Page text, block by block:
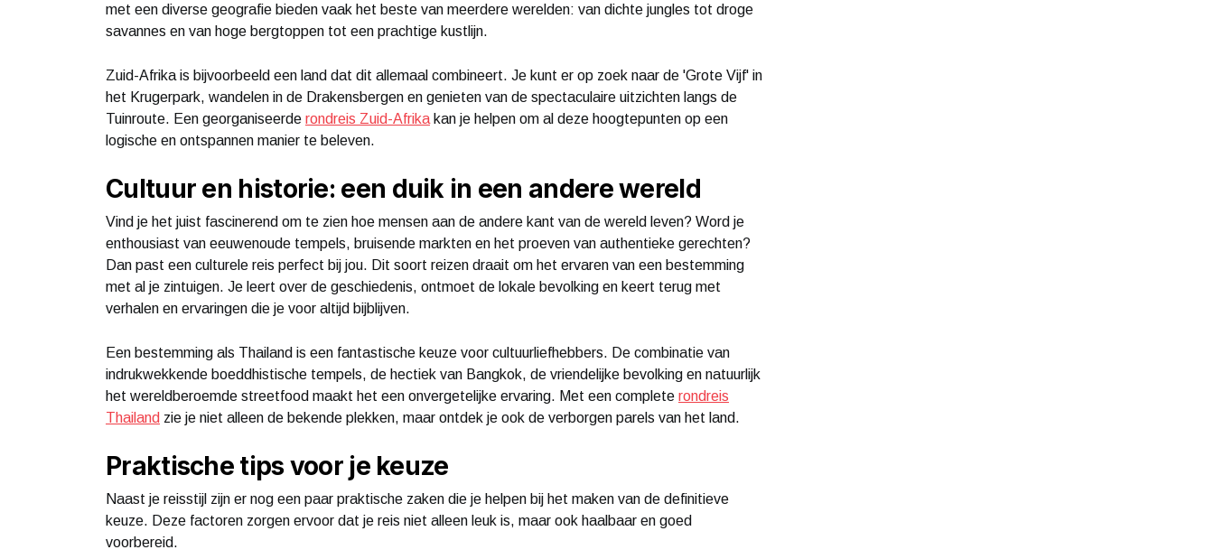
met een diverse geografie bieden vaak het beste van meerdere werelden: van dichte jungles tot droge
savannes en van hoge bergtoppen tot een prachtige kustlijn.
Zuid-Afrika is bijvoorbeeld een land dat dit allemaal combineert. Je kunt er op zoek naar de 'Grote Vijf' in
het Krugerpark, wandelen in de Drakensbergen en genieten van de spectaculaire uitzichten langs de
Tuinroute. Een georganiseerde rondreis Zuid-Afrika kan je helpen om al deze hoogtepunten op een
logische en ontspannen manier te beleven.
Cultuur en historie: een duik in een andere wereld
Vind je het juist fascinerend om te zien hoe mensen aan de andere kant van de wereld leven? Word je
enthousiast van eeuwenoude tempels, bruisende markten en het proeven van authentieke gerechten?
Dan past een culturele reis perfect bij jou. Dit soort reizen draait om het ervaren van een bestemming
met al je zintuigen. Je leert over de geschiedenis, ontmoet de lokale bevolking en keert terug met
verhalen en ervaringen die je voor altijd bijblijven.
Een bestemming als Thailand is een fantastische keuze voor cultuurliefhebbers. De combinatie van
indrukwekkende boeddhistische tempels, de hectiek van Bangkok, de vriendelijke bevolking en natuurlijk
het wereldberoemde streetfood maakt het een onvergetelijke ervaring. Met een complete rondreis
Thailand zie je niet alleen de bekende plekken, maar ontdek je ook de verborgen parels van het land.
Praktische tips voor je keuze
Naast je reisstijl zijn er nog een paar praktische zaken die je helpen bij het maken van de definitieve
keuze. Deze factoren zorgen ervoor dat je reis niet alleen leuk is, maar ook haalbaar en goed
voorbereid.